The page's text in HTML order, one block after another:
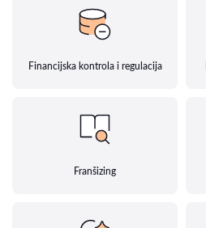
Financijska kontrola i regulacija
Franšizing